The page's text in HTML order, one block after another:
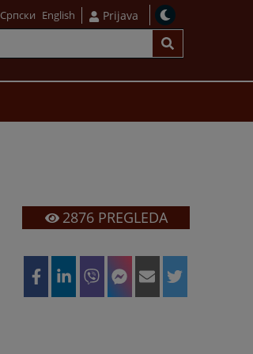
Српски English Prijava
2876PREGLEDA